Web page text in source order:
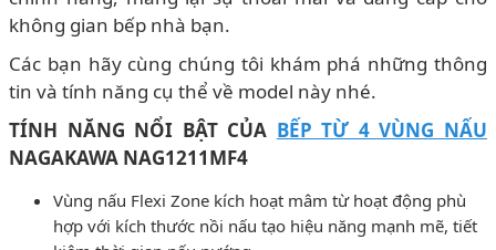
không gian bếp nhà bạn.
Các bạn hãy cùng chúng tôi khám phá những thông
tin và tính năng cụ thể về model này nhé.
TÍNH NĂNG NỔI BẬT CỦA BẾP TỪ 4 VÙNG NẤU
NAGAKAWA NAG1211MF4
Vùng nấu Flexi Zone kích hoạt mâm từ hoạt động phù
hợp với kích thước nồi nấu tạo hiệu năng mạnh mẽ, tiết